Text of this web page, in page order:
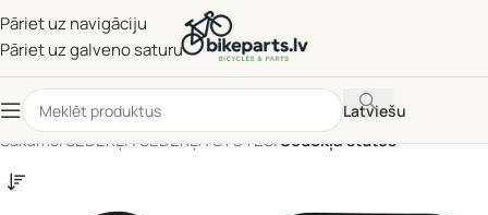
Pāriet uz navigāciju
Pāriet uz galveno saturu
Latviešu
Sākums/SĒDEKĻI | SĒDEKĻA STUTES/Sēdekļa stutes